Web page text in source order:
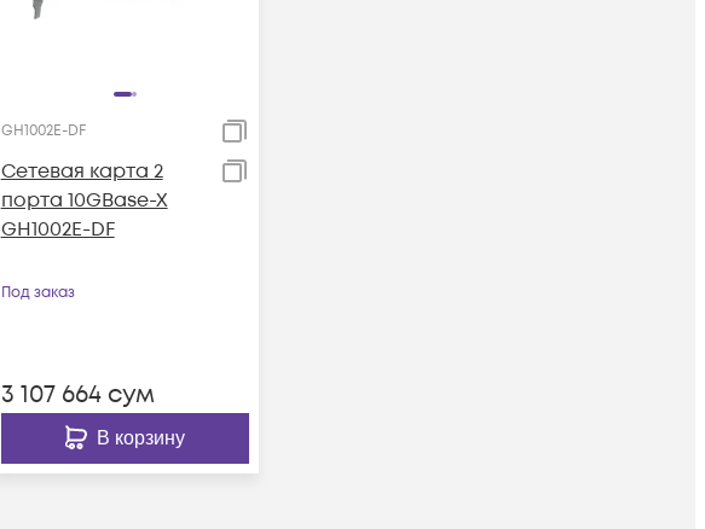
GH1002E-DF
Сетевая карта 2
порта 10GBase-X
GH1002E-DF
Под заказ
3 107 664сум
В корзину